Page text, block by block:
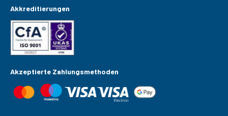
Akkreditierungen
Akzeptierte Zahlungsmethoden